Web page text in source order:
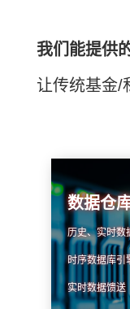
我们能提供
让传统基金/
数据仓
历史、实时数
时序数据库引
实时数据馈送